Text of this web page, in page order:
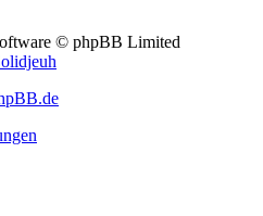
© phpBB Limited